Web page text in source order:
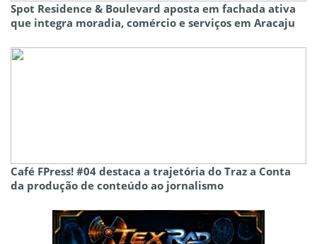
Spot Residence & Boulevard aposta em fachada ativa
que integra moradia, comércio e serviços em Aracaju
Café FPress! #04 destaca a trajetória do Traz a Conta
da produção de conteúdo ao jornalismo